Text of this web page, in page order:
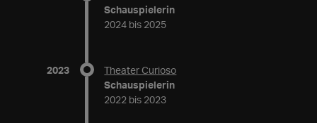
Schauspielerin
2024 bis 2025
2023
Theater Curioso
Schauspielerin
2022 bis 2023